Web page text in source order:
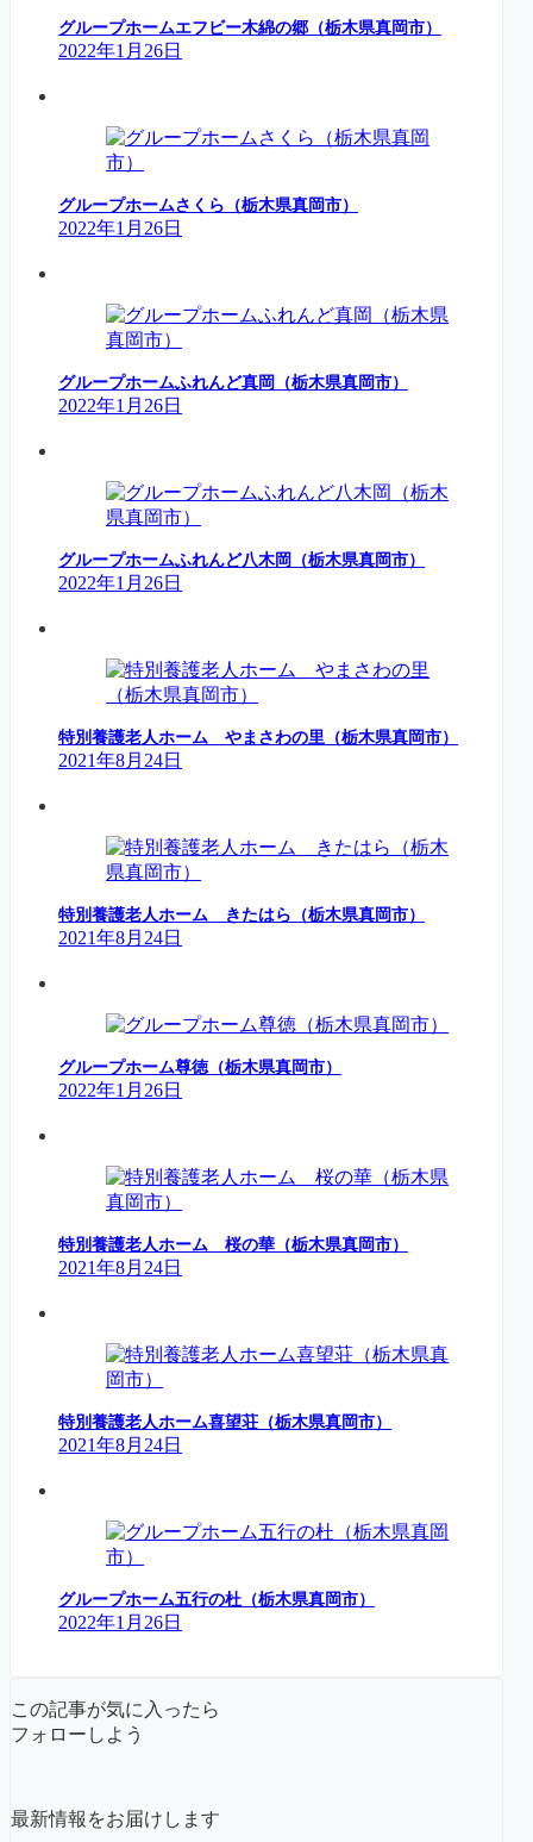
グループホームエフビー木綿の郷（栃木県真岡市）
2022年1月26日
グループホームさくら（栃木県真岡市）
2022年1月26日
グループホームふれんど真岡（栃木県真岡市）
2022年1月26日
グループホームふれんど八木岡（栃木県真岡市）
2022年1月26日
特別養護老人ホーム やまさわの里（栃木県真岡市）
2021年8月24日
特別養護老人ホーム きたはら（栃木県真岡市）
2021年8月24日
グループホーム尊徳（栃木県真岡市）
2022年1月26日
特別養護老人ホーム 桜の華（栃木県真岡市）
2021年8月24日
特別養護老人ホーム喜望荘（栃木県真岡市）
2021年8月24日
グループホーム五行の杜（栃木県真岡市）
2022年1月26日
この記事が気に入ったら
フォローしよう
最新情報をお届けします